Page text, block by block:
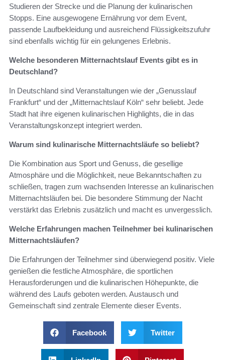
Studieren der Strecke und die Planung der kulinarischen
Stopps. Eine ausgewogene Ernährung vor dem Event,
passende Laufbekleidung und ausreichend Flüssigkeitszufuhr
sind ebenfalls wichtig für ein gelungenes Erlebnis.
Welche besonderen Mitternachtslauf Events gibt es in
Deutschland?
In Deutschland sind Veranstaltungen wie der „Genusslauf
Frankfurt“ und der „Mitternachtslauf Köln“ sehr beliebt. Jede
Stadt hat ihre eigenen kulinarischen Highlights, die in das
Veranstaltungskonzept integriert werden.
Warum sind kulinarische Mitternachtsläufe so beliebt?
Die Kombination aus Sport und Genuss, die gesellige
Atmosphäre und die Möglichkeit, neue Bekanntschaften zu
schließen, tragen zum wachsenden Interesse an kulinarischen
Mitternachtsläufen bei. Die besondere Stimmung der Nacht
verstärkt das Erlebnis zusätzlich und macht es unvergesslich.
Welche Erfahrungen machen Teilnehmer bei kulinarischen
Mitternachtsläufen?
Die Erfahrungen der Teilnehmer sind überwiegend positiv. Viele
genießen die festliche Atmosphäre, die sportlichen
Herausforderungen und die kulinarischen Höhepunkte, die
während des Laufs geboten werden. Austausch und
Gemeinschaft sind zentrale Elemente dieser Events.
Facebook Twitter